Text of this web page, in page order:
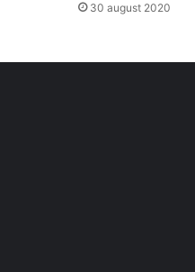
30 august 2020